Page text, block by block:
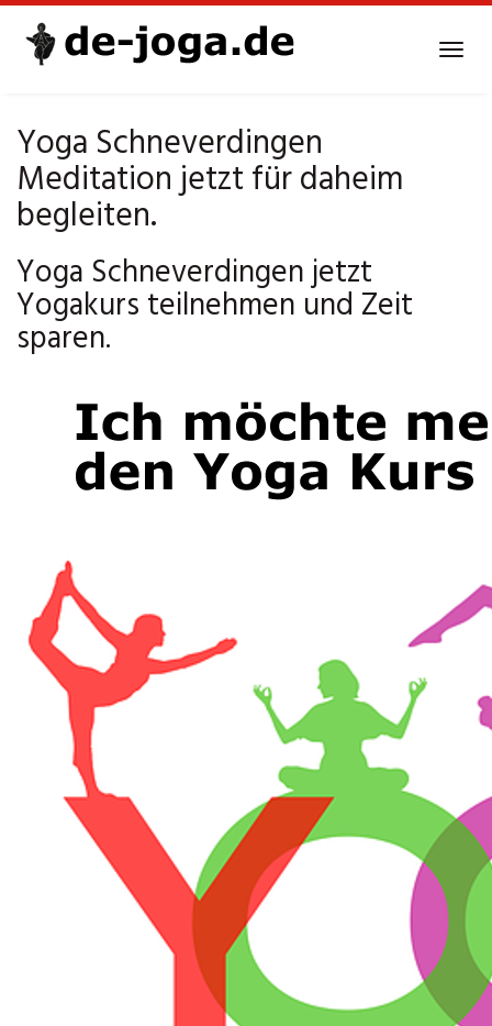
Yoga Schneverdingen
Meditation jetzt für daheim
begleiten.
Yoga Schneverdingen jetzt
Yogakurs teilnehmen und Zeit
sparen.